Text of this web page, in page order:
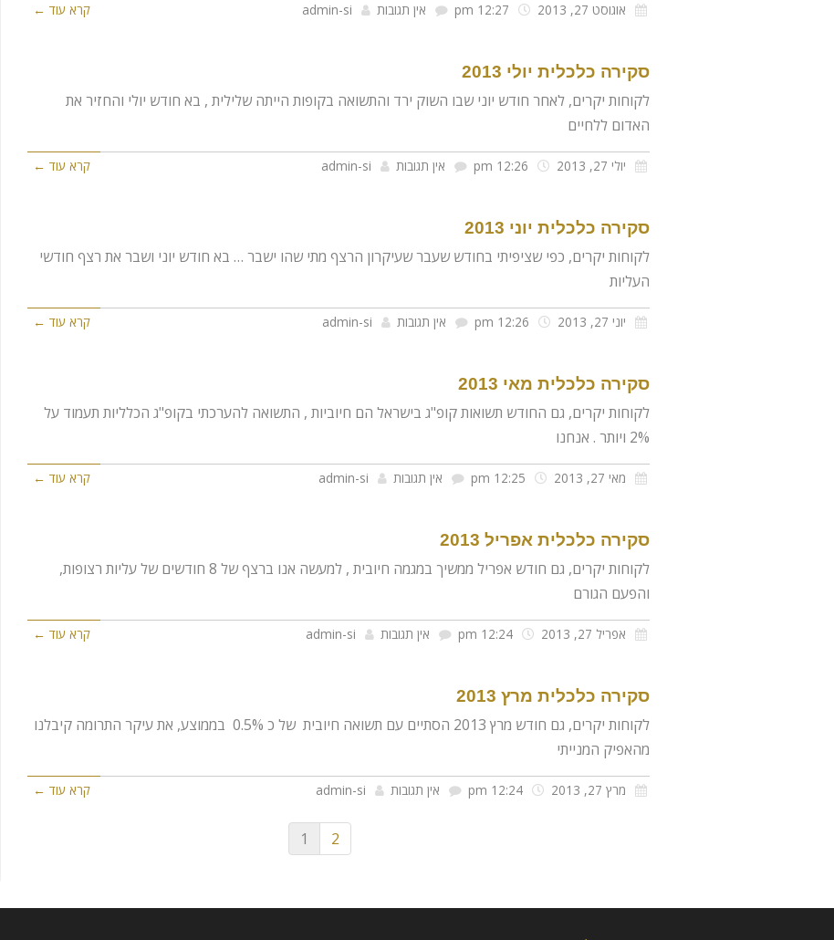
אוגוסט 27, 2013 אין תגובות admin-si קרא עוד ←
סקירה כלכלית יולי 2013
לקוחות יקרים, לאחר חודש יוני שבו השוק ירד והתשואה בקופות הייתה שלילית , בא חודש יולי והחזיר את
האדום ללחיים
יולי 27, 2013 אין תגובות admin-si קרא עוד ←
סקירה כלכלית יוני 2013
לקוחות יקרים, כפי שציפיתי בחודש שעבר שעיקרון הרצף מתי שהו ישבר … בא חודש יוני ושבר את רצף חודשי
העליות
יוני 27, 2013 אין תגובות admin-si קרא עוד ←
סקירה כלכלית מאי 2013
לקוחות יקרים, גם החודש תשואות קופ"ג בישראל הם חיוביות , התשואה להערכתי בקופ"ג הכלליות תעמוד על
2% ויותר . אנחנו
מאי 27, 2013 אין תגובות admin-si קרא עוד ←
סקירה כלכלית אפריל 2013
לקוחות יקרים, גם חודש אפריל ממשיך במגמה חיובית , למעשה אנו ברצף של 8 חודשים של עליות רצופות,
והפעם הגורם
אפריל 27, 2013 אין תגובות admin-si קרא עוד ←
סקירה כלכלית מרץ 2013
לקוחות יקרים, גם חודש מרץ 2013 הסתיים עם תשואה חיובית של כ 0.5% בממוצע, את עיקר התרומה קיבלנו
מהאפיק המנייתי
מרץ 27, 2013 אין תגובות admin-si קרא עוד ←
1 2